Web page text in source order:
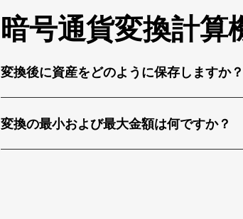
暗号通貨変換計算
変換後に資産をどのように保存しますか？
変換の最小および最大金額は何ですか？